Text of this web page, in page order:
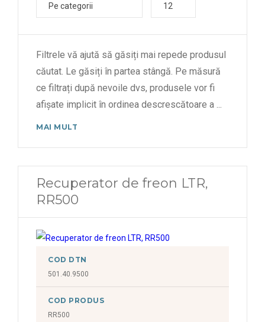
Pe categorii 12
Filtrele vă ajută să găsiți mai repede produsul
căutat. Le găsiți în partea stângă. Pe măsură
ce filtrați după nevoile dvs, produsele vor fi
afișate implicit în ordinea descrescătoare a
MAI MULT
Recuperator de freon LTR,
RR500
COD DTN
501.40.9500
COD PRODUS
RR500